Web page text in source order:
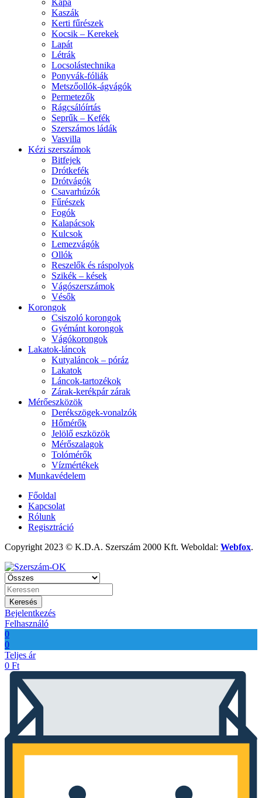
Kapa
Kaszák
Kerti fűrészek
Kocsik – Kerekek
Lapát
Létrák
Locsolástechnika
Ponyvák-fóliák
Metszőollók-ágvágók
Permetezők
Rágcsálóírtás
Seprűk – Kefék
Szerszámos ládák
Vasvilla
Kézi szerszámok
Bitfejek
Drótkefék
Drótvágók
Csavarhúzók
Fűrészek
Fogók
Kalapácsok
Kulcsok
Lemezvágók
Ollók
Reszelők és ráspolyok
Szikék – kések
Vágószerszámok
Vésők
Korongok
Csiszoló korongok
Gyémánt korongok
Vágókorongok
Lakatok-láncok
Kutyaláncok – póráz
Lakatok
Láncok-tartozékok
Zárak-kerékpár zárak
Mérőeszközök
Derékszögek-vonalzók
Hőmérők
Jelölő eszközök
Mérőszalagok
Tolómérők
Vízmértékek
Munkavédelem
Főoldal
Kapcsolat
Rólunk
Regisztráció
Copyright 2023 © K.D.A. Szerszám 2000 Kft. Weboldal: Webfox.
Keresés
Bejelentkezés
Felhasználó
0
0
Teljes ár
0 Ft